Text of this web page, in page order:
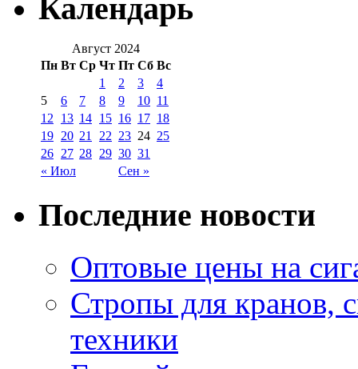
Календарь
Август 2024
Пн Вт Ср Чт Пт Сб Вс
« Июл Сен »
1 2 3
4
5
6 7 8 9 10 11
12 13 14 15 16 17 18
19 20 21 22 23 24 25
26 27 28 29 30 31
Последние новости
Оптовые цены на
Стропы для кранов,
техники